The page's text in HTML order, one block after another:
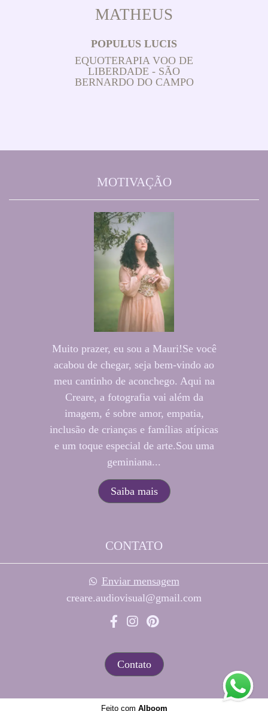
MATHEUS
POPULUS LUCIS
EQUOTERAPIA VOO DE
LIBERDADE - SÃO
BERNARDO DO CAMPO
MOTIVAÇÃO
Muito prazer, eu sou a Mauri!Se você
acabou de chegar, seja bem-vindo ao
meu cantinho de aconchego. Aqui na
Creare, a fotografia vai além da
imagem, é sobre amor, empatia,
inclusão de crianças e famílias atípicas
e um toque especial de arte.Sou uma
geminiana...
Saiba mais
CONTATO
Enviar mensagem
creare.audiovisual@gmail.com
Contato
Feito com Alboom